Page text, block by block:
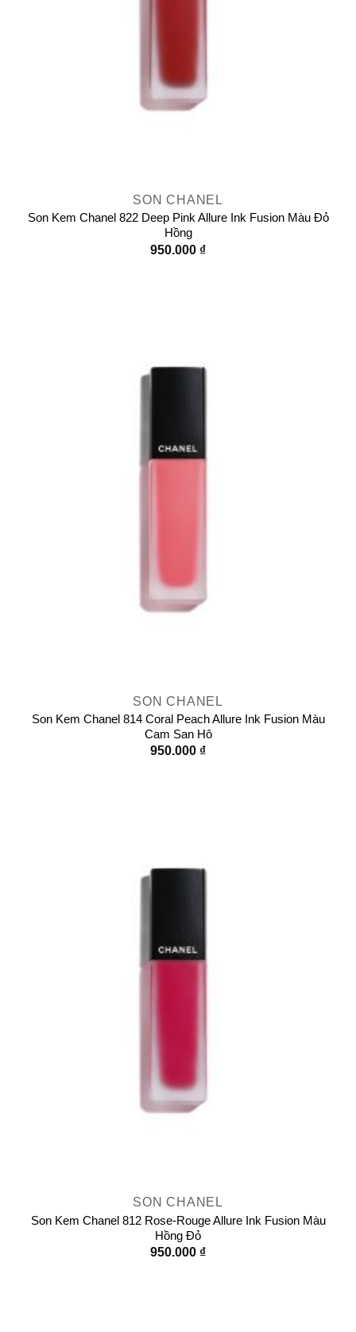
SON CHANEL
Son Kem Chanel 822 Deep Pink Allure Ink Fusion Màu Đỏ
Hồng
950.000 ₫
SON CHANEL
Son Kem Chanel 814 Coral Peach Allure Ink Fusion Màu
Cam San Hô
950.000 ₫
SON CHANEL
Son Kem Chanel 812 Rose-Rouge Allure Ink Fusion Màu
Hồng Đỏ
950.000 ₫